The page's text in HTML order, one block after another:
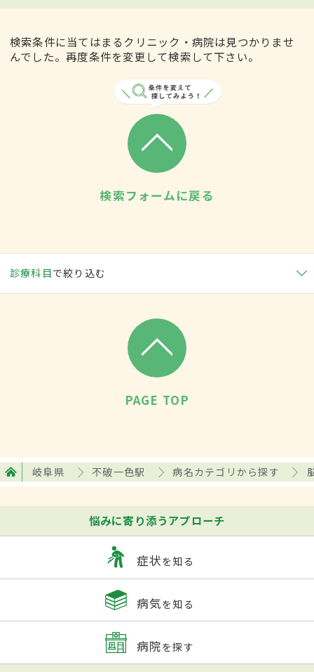
検索条件に当てはまるクリニック・病院は見つかりませ
んでした。再度条件を変更して検索して下さい。
検索フォームに戻る
診療科目で絞り込む
PAGE TOP
岐阜県 不破一色駅 病名カテゴリから探す
悩みに寄り添うアプローチ
症状を知る
病気を知る
病院を探す